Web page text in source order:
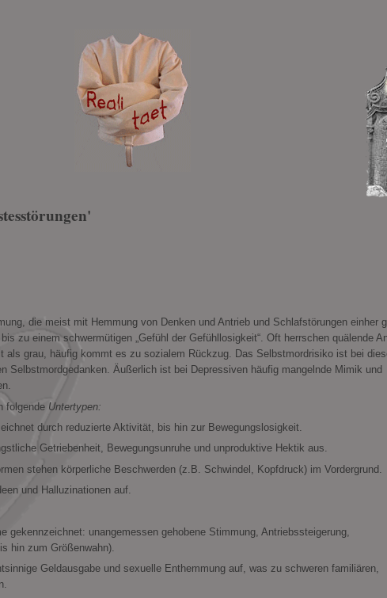
die meist mit Hemmung von Denken und Antrieb und Schlafstörungen einher
zu einem schwermütigen „Gefühl der Gefühllosigkeit“. Oft herrschen quälende
als grau, häufig kommt es zu sozialem Rückzug. Das Selbstmordrisiko ist bei
Selbstmordgedanken. Äußerlich ist bei Depressiven häufig mangelnde Mimik und
folgende Untertypen:
durch reduzierte Aktivität, bis hin zur Bewegungslosigkeit.
Getriebenheit, Bewegungsunruhe und unproduktive Hektik aus.
stehen körperliche Beschwerden (z.B. Schwindel, Kopfdruck) im Vordergrund.
und Halluzinationen auf.
gekennzeichnet: unangemessen gehobene Stimmung, Antriebssteigerung,
hin zum Größenwahn).
Geldausgabe und sexuelle Enthemmung auf, was zu schweren familiären,